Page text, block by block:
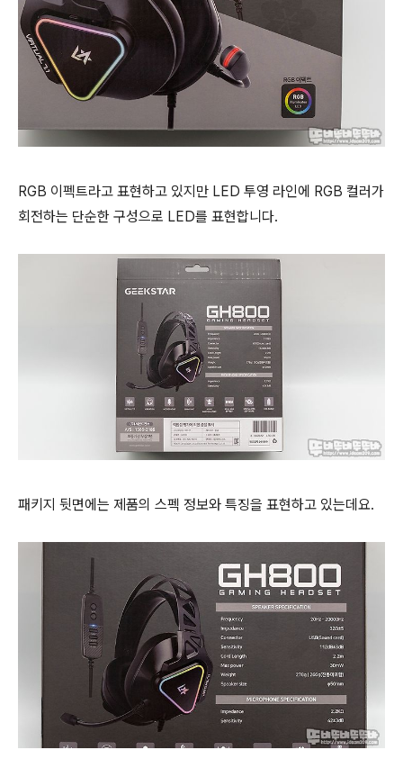
RGB 이펙트라고 표현하고 있지만 LED 투영 라인에 RGB 컬러가
회전하는 단순한 구성으로 LED를 표현합니다.
패키지 뒷면에는 제품의 스펙 정보와 특징을 표현하고 있는데요.